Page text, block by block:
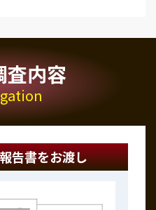
査内容
告書をお渡し